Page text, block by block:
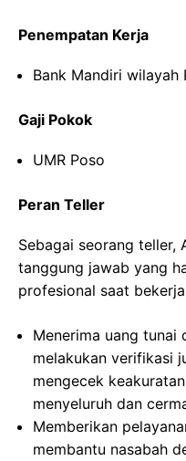
Penempatan Kerja
Bank Mandiri wilayah
Gaji Pokok
UMR Poso
Peran Teller
Sebagai seorang teller,
tanggung jawab yang
profesional saat
Menerima uang tunai
melakukan verifikasi
mengecek
menyeluruh dan
Memberikan
membantu nasabah